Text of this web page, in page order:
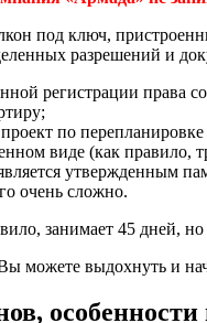
под ключ,
разрешений и
регистрации права
по
виде (как правило,
утвержденным
очень сложно.
занимает 45 дней,
можете выдохнуть и